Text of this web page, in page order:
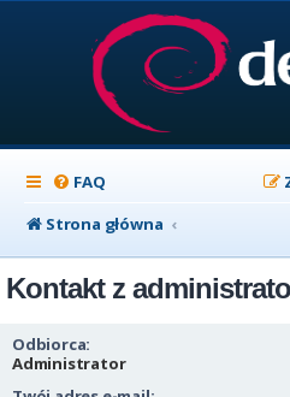
FAQ
Strona główna
Kontakt z
Odbiorca:
Administrator